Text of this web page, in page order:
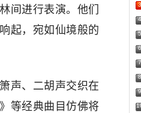
间进行表演。他们
起，宛如仙境般的
声、二胡声交织在
等经典曲目仿佛将
3
4
5
6
7
8
9